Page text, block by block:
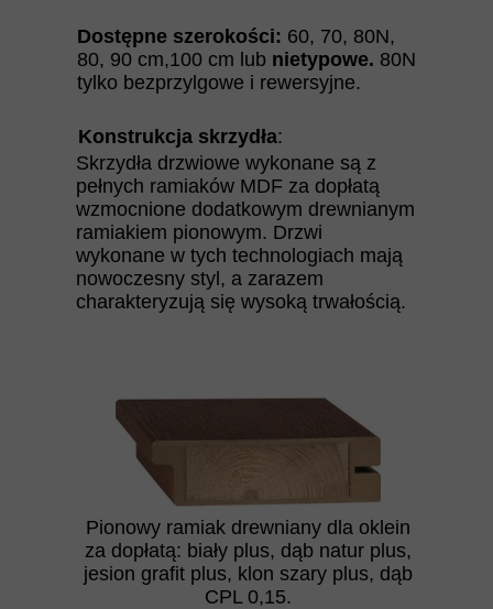
Skrzydła drzwiowe wykonane są z
pełnych ramiaków MDF za dopłatą
wzmocnione dodatkowym drewnianym
ramiakiem pionowym. Drzwi
wykonane w tych technologiach mają
nowoczesny styl, a zarazem
charakteryzują się wysoką trwałością.
Konstrukcja skrzydła:
Pionowy ramiak drewniany dla oklein
za dopłatą: biały plus, dąb natur plus,
jesion grafit plus, klon szary plus, dąb
CPL 0,15.
Dostępne szerokości: 60, 70, 80N,
80, 90 cm,100 cm lub nietypowe. 80N
tylko bezprzylgowe i rewersyjne.